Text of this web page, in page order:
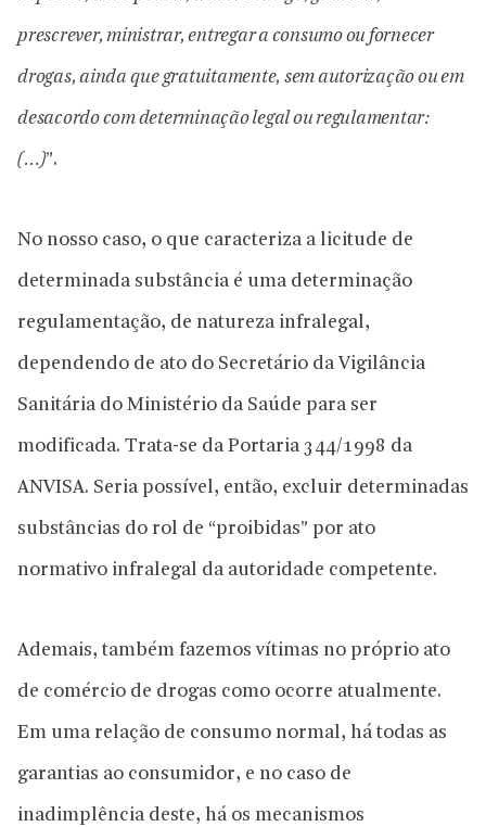
prescrever, ministrar, entregar a consumo ou fornecer
drogas, ainda que gratuitamente, sem autorização ou em
desacordo com determinação legal ou regulamentar:
(…)”.
No nosso caso, o que caracteriza a licitude de
determinada substância é uma determinação
regulamentação, de natureza infralegal,
dependendo de ato do Secretário da Vigilância
Sanitária do Ministério da Saúde para ser
modificada. Trata-se da Portaria 344/1998 da
ANVISA. Seria possível, então, excluir determinadas
substâncias do rol de “proibidas” por ato
normativo infralegal da autoridade competente.
Ademais, também fazemos vítimas no próprio ato
de comércio de drogas como ocorre atualmente.
Em uma relação de consumo normal, há todas as
garantias ao consumidor, e no caso de
inadimplência deste, há os mecanismos